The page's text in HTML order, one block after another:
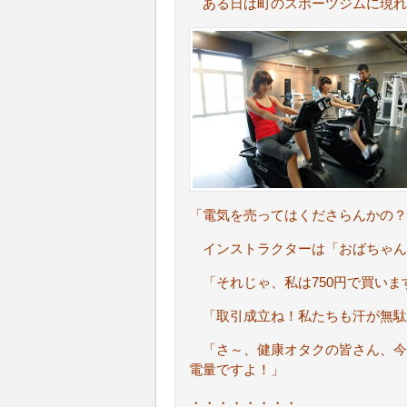
ある日は町のスポーツジムに現
「電気を売ってはくださらんかの
インストラクターは「おばちゃ
「それじゃ、私は750円で買いま
「取引成立ね！私たちも汗が無
「さ～、健康オタクの皆さん、
電量ですよ！」
・・・・・・・・